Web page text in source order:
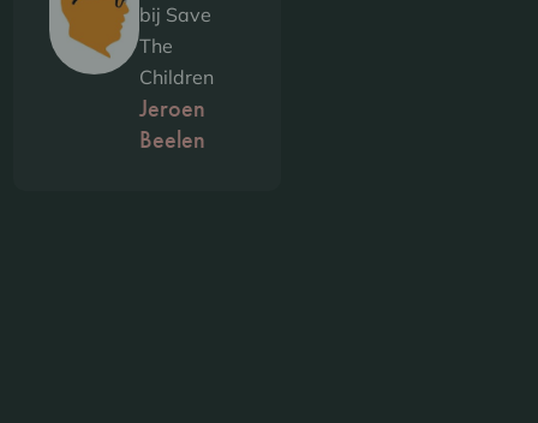
bij Save
The
Children
Jeroen
Beelen